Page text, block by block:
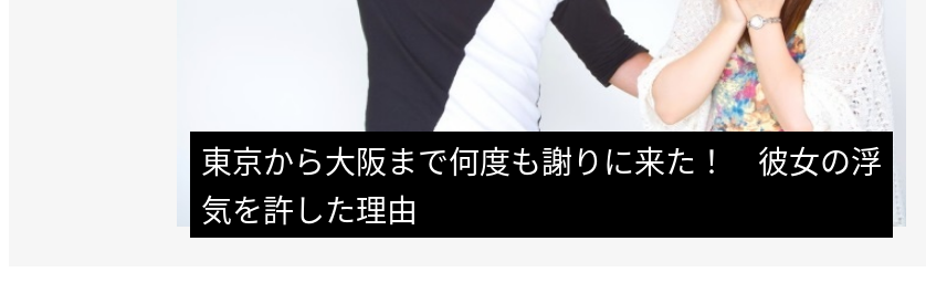
東京から大阪まで何度も謝りに来た！　彼女の浮
気を許した理由